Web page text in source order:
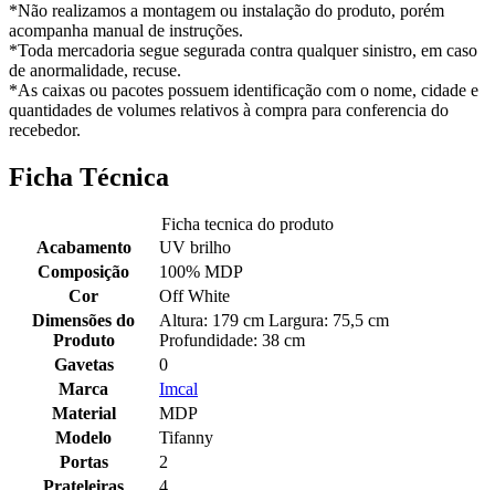
*Não realizamos a montagem ou instalação do produto, porém
acompanha manual de instruções.
*Toda mercadoria segue segurada contra qualquer sinistro, em caso
de anormalidade, recuse.
*As caixas ou pacotes possuem identificação com o nome, cidade e
quantidades de volumes relativos à compra para conferencia do
recebedor.
Ficha Técnica
Ficha tecnica do produto
Acabamento
UV brilho
Composição
100% MDP
Cor
Off White
Dimensões do
Produto
Altura: 179 cm Largura: 75,5 cm
Profundidade: 38 cm
Gavetas
0
Marca
Imcal
Material
MDP
Modelo
Tifanny
Portas
2